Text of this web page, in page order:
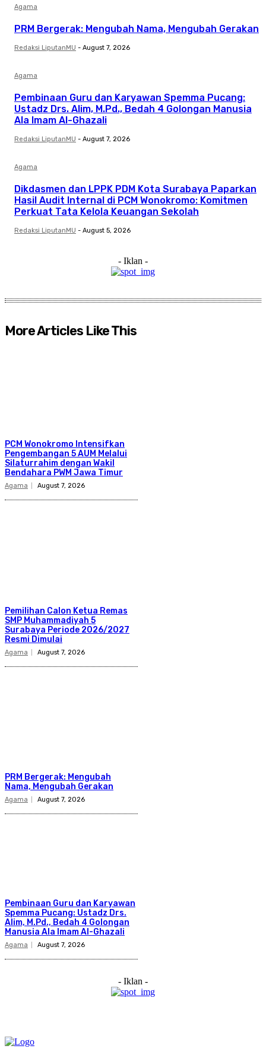
Agama
PRM Bergerak: Mengubah Nama, Mengubah Gerakan
Redaksi LiputanMU - August 7, 2026
Agama
Pembinaan Guru dan Karyawan Spemma Pucang:
Ustadz Drs. Alim, M.Pd., Bedah 4 Golongan Manusia
Ala Imam Al-Ghazali
Redaksi LiputanMU - August 7, 2026
Agama
Dikdasmen dan LPPK PDM Kota Surabaya Paparkan
Hasil Audit Internal di PCM Wonokromo: Komitmen
Perkuat Tata Kelola Keuangan Sekolah
Redaksi LiputanMU - August 5, 2026
- Iklan -
More Articles Like This
PCM Wonokromo Intensifkan
Pengembangan 5 AUM Melalui
Silaturrahim dengan Wakil
Bendahara PWM Jawa Timur
Agama August 7, 2026
Pemilihan Calon Ketua Remas
SMP Muhammadiyah 5
Surabaya Periode 2026/2027
Resmi Dimulai
Agama August 7, 2026
PRM Bergerak: Mengubah
Nama, Mengubah Gerakan
Agama August 7, 2026
Pembinaan Guru dan Karyawan
Spemma Pucang: Ustadz Drs.
Alim, M.Pd., Bedah 4 Golongan
Manusia Ala Imam Al-Ghazali
Agama August 7, 2026
- Iklan -